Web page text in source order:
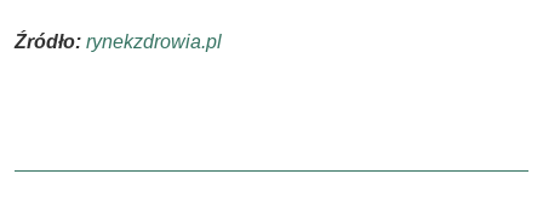
Źródło: rynekzdrowia.pl